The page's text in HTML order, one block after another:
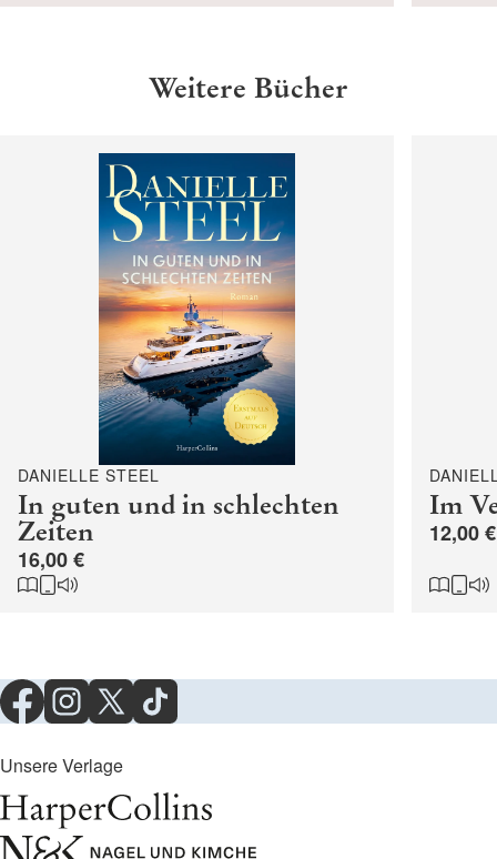
Weitere Bücher
DANIELLE STEEL
In guten und in schlechten
Zeiten
16,00 €
Im
12,00 €
Unsere Verlage